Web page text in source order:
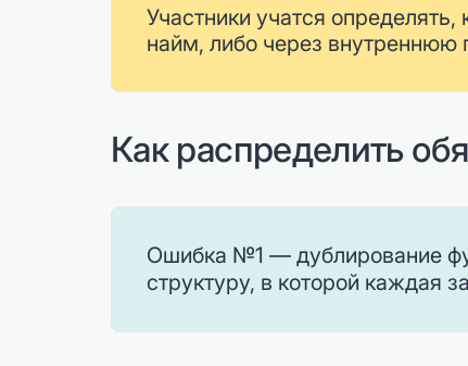
Участники учатся
найм, либо через внутреннюю
Как распределить
Ошибка №1 — дублирование
структуру, в которой каждая